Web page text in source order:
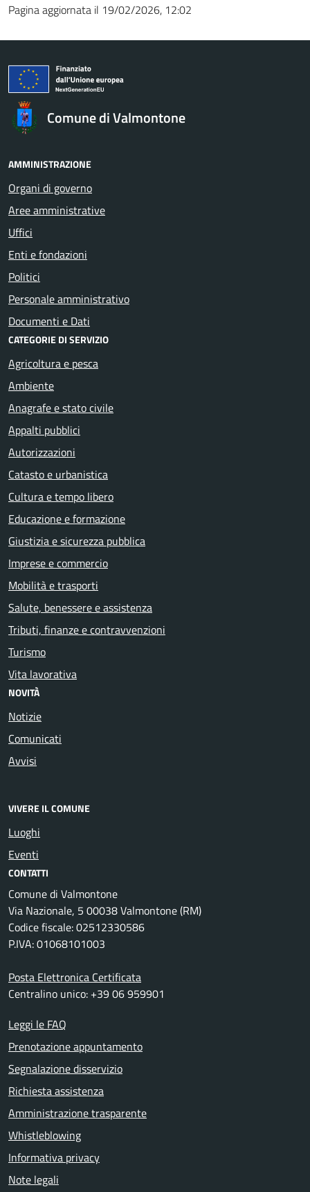
Pagina aggiornata il 19/02/2026, 12:02
Comune di Valmontone
AMMINISTRAZIONE
Organi di governo
Aree amministrative
Uffici
Enti e fondazioni
Politici
Personale amministrativo
Documenti e Dati
CATEGORIE DI SERVIZIO
Agricoltura e pesca
Ambiente
Anagrafe e stato civile
Appalti pubblici
Autorizzazioni
Catasto e urbanistica
Cultura e tempo libero
Educazione e formazione
Giustizia e sicurezza pubblica
Imprese e commercio
Mobilità e trasporti
Salute, benessere e assistenza
Tributi, finanze e contravvenzioni
Turismo
Vita lavorativa
NOVITÀ
Notizie
Comunicati
Avvisi
VIVERE IL COMUNE
Luoghi
Eventi
CONTATTI
Comune di Valmontone
Via Nazionale, 5 00038 Valmontone (RM)
Codice fiscale: 02512330586
P.IVA: 01068101003
Posta Elettronica Certificata
Centralino unico: +39 06 959901
Leggi le FAQ
Prenotazione appuntamento
Segnalazione disservizio
Richiesta assistenza
Amministrazione trasparente
Whistleblowing
Informativa privacy
Note legali